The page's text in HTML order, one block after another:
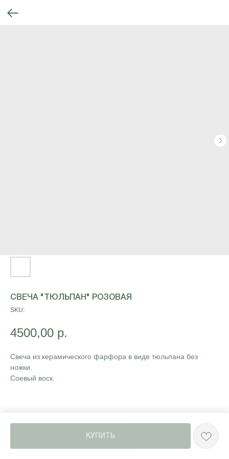
СВЕЧА "ТЮЛЬПАН" РОЗОВАЯ
SKU:
4500,00 р.
КУПИТЬ
Свеча из керамического фарфора в виде тюльпана без
ножки.
Соевый воск.